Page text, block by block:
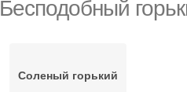
Бесподобный
Соленый горький